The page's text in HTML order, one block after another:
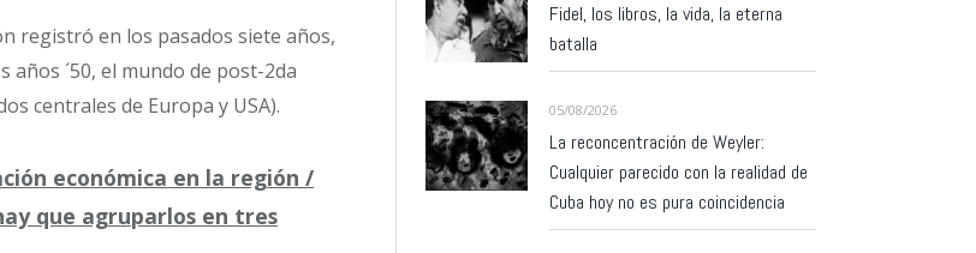
registró en los pasados siete años,
años ´50, el mundo de post-2da
centrales de Europa y USA).
económica en la región /
que agruparlos en tres
Fidel, los libros, la vida, la eterna
batalla
05/08/2026
La reconcentración de Weyler:
Cualquier parecido con la realidad de
Cuba hoy no es pura coincidencia